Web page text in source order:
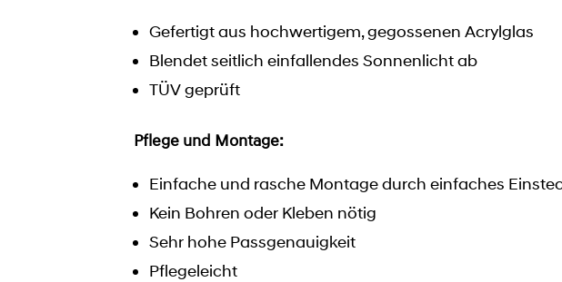
Gefertigt aus hochwertigem, gegossenen Acrylglas
Blendet seitlich einfallendes Sonnenlicht ab
TÜV geprüft
Pflege und Montage:
Einfache und rasche Montage durch einfaches
Kein Bohren oder Kleben nötig
Sehr hohe Passgenauigkeit
Pflegeleicht